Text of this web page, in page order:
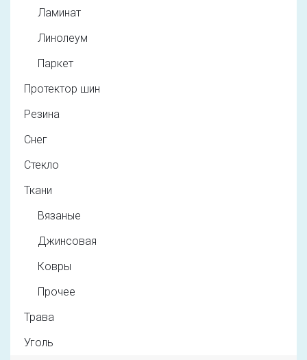
Ламинат
Линолеум
Паркет
Протектор шин
Резина
Снег
Стекло
Ткани
Вязаные
Джинсовая
Ковры
Прочее
Трава
Уголь